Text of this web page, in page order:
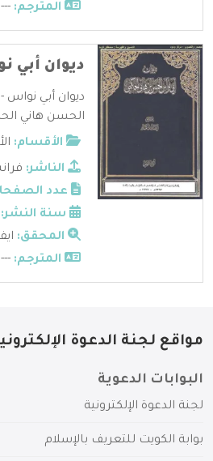
المترجم: ---
ديوان أبي
ديوان أبي نواس
الحسن هاني
الأقسام:
الناشر:
عدد
سنة النشر:
المحقق:
المترجم: ---
مواقع لجنة الدعوة
البوابات الدعوية
لجنة الدعوة الإلكترونية
بوابة الكويت للتعريف بالإسلام